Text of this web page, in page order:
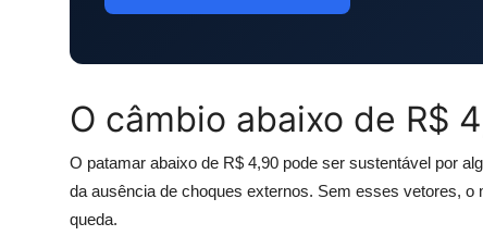
O câmbio abaixo de R$
O patamar abaixo de R$ 4,90 pode ser sustentável por
da ausência de choques externos. Sem esses vetores,
queda.